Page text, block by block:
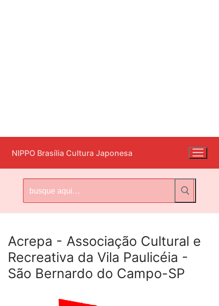
para
o
conteúdo
NIPPO Brasília Cultura Japonesa
por:
Acrepa - Associação Cultural e
Recreativa da Vila Paulicéia -
São Bernardo do Campo-SP